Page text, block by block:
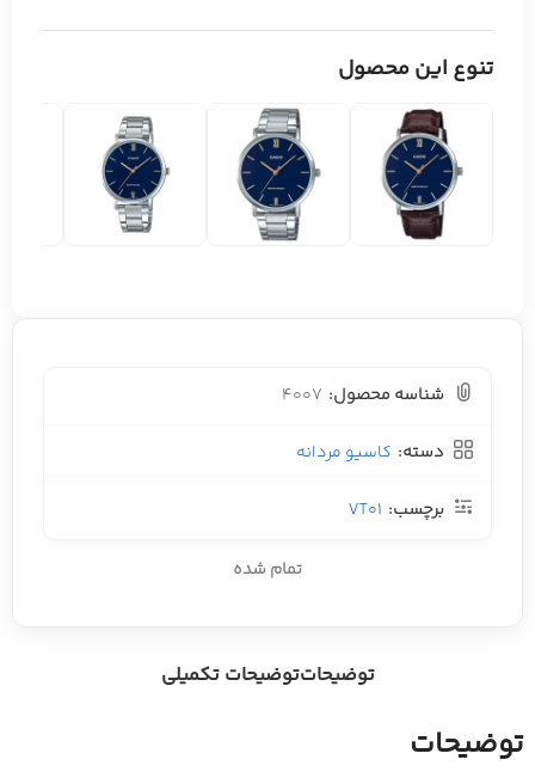
تنوع این محصول
شناسه محصول: 4007
دسته: کاسیو مردانه
برچسب: VT01
تمام شده
توضیحاتتوضیحات تکمیلی
توضیحات